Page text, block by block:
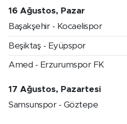
16 Ağustos, Pazar
Başakşehir - Kocaelispor
Beşiktaş - Eyüpspor
Amed - Erzurumspor FK
17 Ağustos, Pazartesi
Samsunspor - Göztepe